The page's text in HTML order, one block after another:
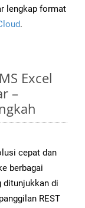
lengkap format
.
Excel
–
cepat dan
berbagai
ditunjukkan di
REST